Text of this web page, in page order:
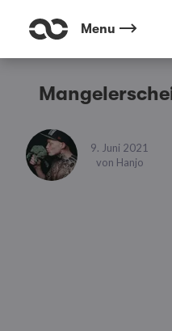
Menu
9. Juni 2021
von Hanjo